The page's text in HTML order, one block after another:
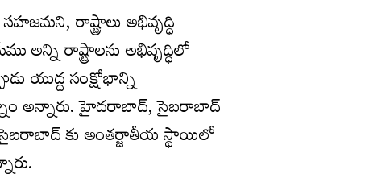
రాష్ట్రాలు అభివృద్ధి
అన్ని రాష్ట్రాలను అభివృద్ధిలో
యుద్ద సంక్షోభాన్ని
అన్నారు. హైదరాబాద్, సైబరాబాద్
సైబరాబాద్ కు అంతర్జాతీయ స్థాయిలో